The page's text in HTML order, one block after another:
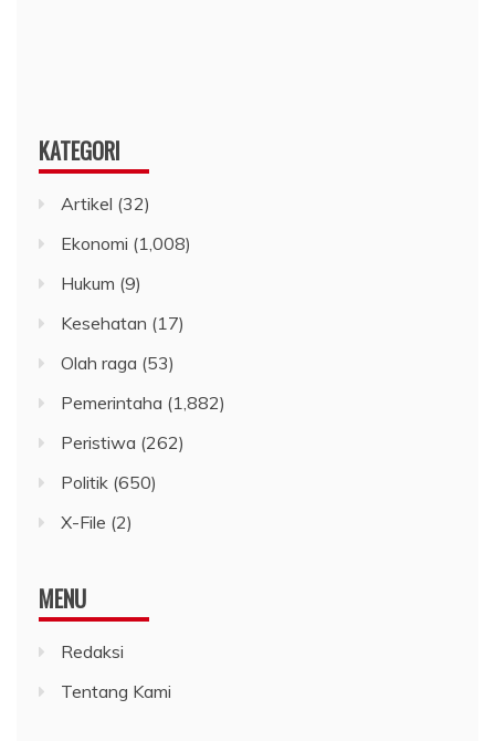
KATEGORI
Artikel (32)
Ekonomi (1,008)
Hukum (9)
Kesehatan (17)
Olah raga (53)
Pemerintaha (1,882)
Peristiwa (262)
Politik (650)
X-File (2)
MENU
Redaksi
Tentang Kami